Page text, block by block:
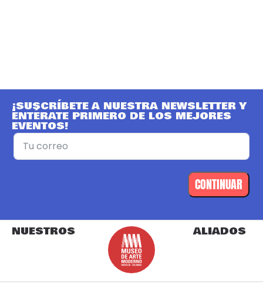
¡SUSCRÍBETE A NUESTRA NEWSLETTER Y
ENTÉRATE PRIMERO DE LOS MEJORES
EVENTOS!
CONTINUAR
NUESTROS ALIADOS